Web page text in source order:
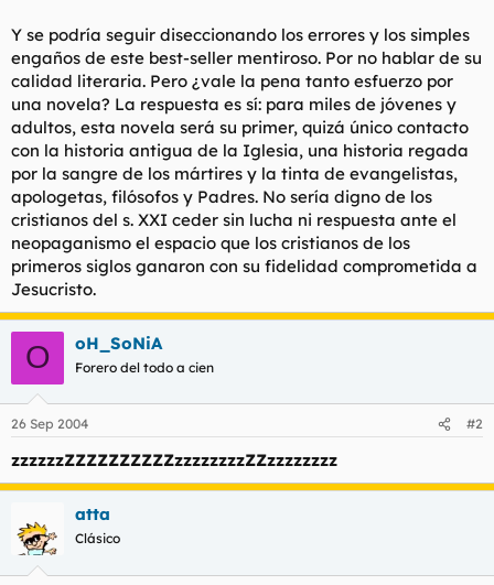
Y se podría seguir diseccionando los errores y los simples
engaños de este best-seller mentiroso. Por no hablar de su
calidad literaria. Pero ¿vale la pena tanto esfuerzo por
una novela? La respuesta es sí: para miles de jóvenes y
adultos, esta novela será su primer, quizá único contacto
con la historia antigua de la Iglesia, una historia regada
por la sangre de los mártires y la tinta de evangelistas,
apologetas, filósofos y Padres. No sería digno de los
cristianos del s. XXI ceder sin lucha ni respuesta ante el
neopaganismo el espacio que los cristianos de los
primeros siglos ganaron con su fidelidad comprometida a
Jesucristo.
O oH_SoNiA
Forero del todo a cien
26 Sep 2004 #2
zzzzzzZZZZZZZZZZzzzzzzzzZZzzzzzzzz
atta
Clásico